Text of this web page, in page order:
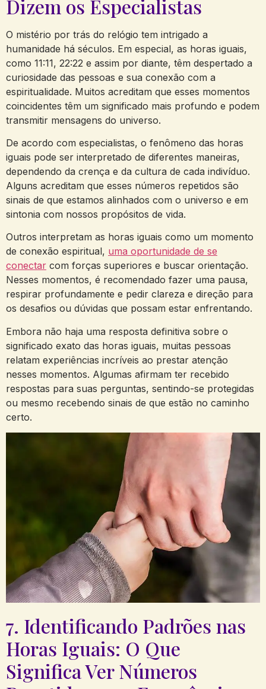
Dizem os Especialistas
O mistério por trás do relógio tem intrigado a
humanidade há séculos. Em especial, as horas iguais,
como 11:11, 22:22 e assim por diante, têm despertado a
curiosidade das pessoas e sua conexão com a
espiritualidade. Muitos acreditam que esses momentos
coincidentes têm um significado mais profundo e podem
transmitir mensagens do universo.
De acordo com especialistas, o fenômeno das horas
iguais pode ser interpretado de diferentes maneiras,
dependendo da crença e da cultura de cada indivíduo.
Alguns acreditam que esses números repetidos são
sinais de que estamos alinhados com o universo e em
sintonia com nossos propósitos de vida.
Outros interpretam as horas iguais como um momento
de conexão espiritual, uma oportunidade de se
conectar com forças superiores e buscar orientação.
Nesses momentos, é recomendado fazer uma pausa,
respirar profundamente e pedir clareza e direção para
os desafios ou dúvidas que possam estar enfrentando.
Embora não haja uma resposta definitiva sobre o
significado exato das horas iguais, muitas pessoas
relatam experiências incríveis ao prestar atenção
nesses momentos. Algumas afirmam ter recebido
respostas para suas perguntas, sentindo-se protegidas
ou mesmo recebendo sinais de que estão no caminho
certo.
7. Identificando Padrões nas
Horas Iguais: O Que
Significa Ver Números